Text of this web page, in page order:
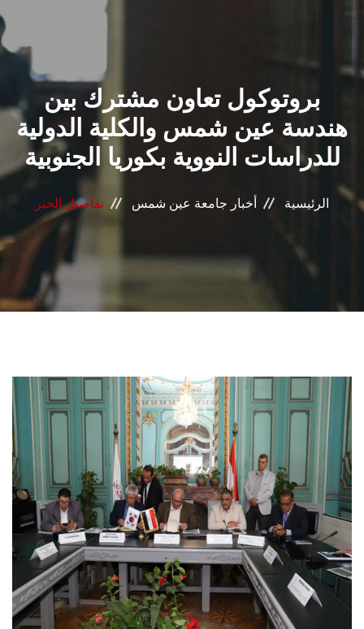
القطاعـات
الشئون الأكاديمية
البحث العلمي
المراكز والوحدات
الأنظمة الذكية
الطلاب
هيئة التدريس
الدراسات العليا
الخريجين
الموظفون
بروتوكول تعاون مشترك بين
هندسة عين شمس والكلية الدولية
للدراسات النووية بكوريا الجنوبية
الرئيسية أخبار جامعة عين شمس تفاصيل الخبر